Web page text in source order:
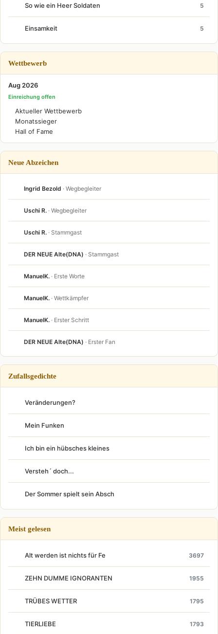
So wie ein Heer Soldaten 5
Einsamkeit 5
Wettbewerb
Aug 2026
Einreichung offen
Aktueller Wettbewerb
Monatssieger
Hall of Fame
Neue Abzeichen
Ingrid Bezold · Wegbegleiter
Uschi R. · Wegbegleiter
Uschi R. · Stammgast
DER NEUE Alte(DNA) · Stammgast
ManuelK. · Erste Worte
ManuelK. · Wettkämpfer
ManuelK. · Erster Schritt
DER NEUE Alte(DNA) · Erster Fan
Zufallsgedichte
Veränderungen?
Mein Funken
Ich bin ein hübsches kleines
Versteh´ doch...
Der Sommer spielt sein Absch
Meist gelesen
Alt werden ist nichts für Fe 3697
ZEHN DUMME IGNORANTEN 1955
TRÜBES WETTER 1795
TIERLIEBE 1793